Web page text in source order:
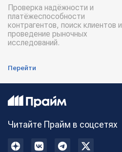
Проверка надёжности и
платёжеспособности
контрагентов, поиск клиентов и
проведение рыночных
исследований.
Перейти
Читайте Прайм в соцсетях